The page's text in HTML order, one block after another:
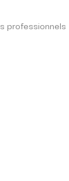
professionnels